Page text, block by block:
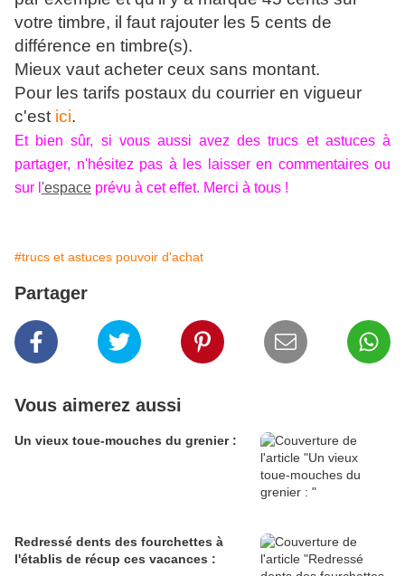
votre timbre, il faut rajouter les 5 cents de
différence en timbre(s).
Mieux vaut acheter ceux sans montant.
Pour les tarifs postaux du courrier en vigueur
c'est ici.
Et bien sûr, si vous aussi avez des trucs et astuces à
partager, n'hésitez pas à les laisser en commentaires ou
sur l 'espace prévu à cet effet. Merci à tous !
#trucs et astuces pouvoir d'achat
Partager
Vous aimerez aussi
Un vieux toue-mouches du grenier :
Redressé dents des fourchettes à
l'établis de récup ces vacances :